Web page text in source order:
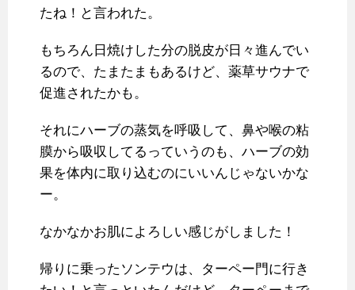
たね！と言われた。
もちろん日焼けした分の脱皮が日々進んでい
るので、たまたまもあるけど、薬草サウナで
促進されたかも。
それにハーブの蒸気を呼吸して、鼻や喉の粘
膜から吸収してるっていうのも、ハーブの効
果を体内に取り込むのにいいんじゃないかな
ー。
なかなかお肌によろしい感じがしました！
帰りに乗ったソンテウは、ターペー門に行き